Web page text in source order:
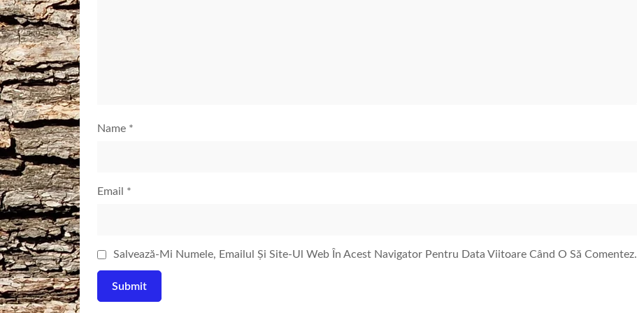
Name *
Email *
Salvează-Mi Numele, Emailul Și Site-Ul Web În Acest Navigator Pentru Data Viitoare Când O Să Comentez.